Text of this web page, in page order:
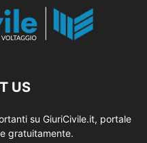
US
su GiuriCivile.it, portale
gratuitamente.